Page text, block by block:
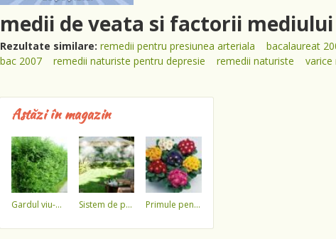
medii de veata si factorii mediului
Rezultate similare: remedii pentru presiunea arteriala bacalaureat
bac 2007
remedii naturiste pentru depresie remedii naturiste varice
Astăzi în magazin
gardul viu-minune! sistem de pulverizare a apei primule pentru 1 martie 3,5 lei / ghiveci !!!!